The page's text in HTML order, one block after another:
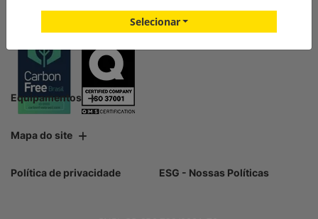
Equipamentos
Mapa do site
Política de privacidade ESG - Nossas Políticas
Selecionar